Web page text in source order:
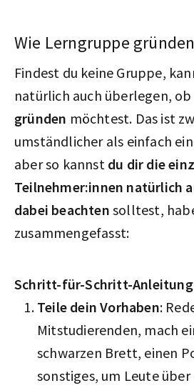
Wie Lerngruppe
Findest du keine Gruppe,
natürlich auch überlegen,
gründen möchtest. Das ist
umständlicher als einfach
aber so kannst du dir die
Teilnehmer:innen natürlich
dabei beachten solltest,
zusammengefasst:
Schritt-für-Schritt-Anleitung
Teile dein Vorhaben:
Mitstudierenden, mach
schwarzen Brett, einen
sonstiges, um Leute